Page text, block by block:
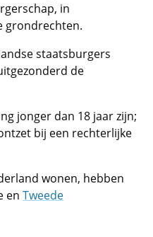
in
grondrechten.
staatsburgers
de
jonger dan 18 jaar zijn;
bij een rechterlijke
wonen, hebben
en Tweede